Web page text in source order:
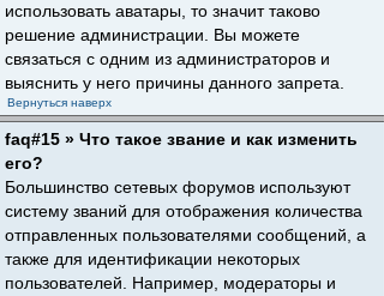
использовать аватары, то значит таково
решение администрации. Вы можете
связаться с одним из администраторов и
выяснить у него причины данного запрета.
Вернуться наверх
faq#15 » Что такое звание и как изменить
его?
Большинство сетевых форумов используют
систему званий для отображения количества
отправленных пользователями сообщений, а
также для идентификации некоторых
пользователей. Например, модераторы и